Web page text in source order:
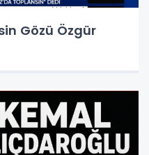
Gözü Özgür